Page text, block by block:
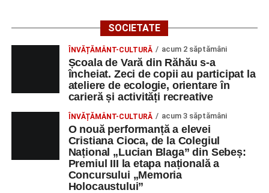
SOCIETATE
ÎNVĂȚĂMÂNT-CULTURĂ acum 2 săptămâni
Școala de Vară din Răhău s-a
încheiat. Zeci de copii au participat la
ateliere de ecologie, orientare în
carieră și activități recreative
ÎNVĂȚĂMÂNT-CULTURĂ acum 3 săptămâni
O nouă performanță a elevei
Cristiana Cioca, de la Colegiul
Național „Lucian Blaga” din Sebeș:
Premiul III la etapa națională a
Concursului „Memoria
Holocaustului”